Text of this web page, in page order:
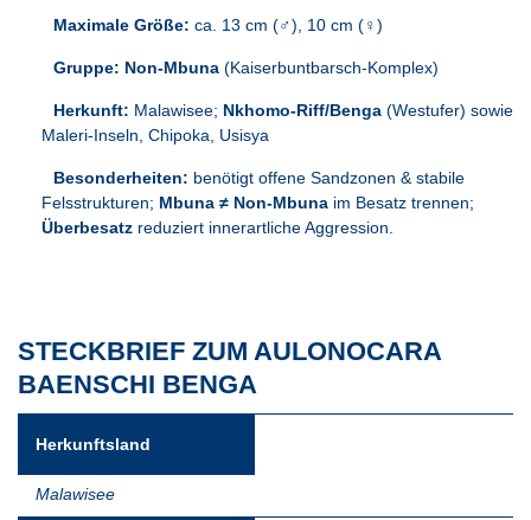
Maximale Größe: ca. 13 cm (♂), 10 cm (♀)
Gruppe: Non-Mbuna (Kaiserbuntbarsch-Komplex)
Herkunft: Malawisee; Nkhomo-Riff/Benga (Westufer) sowie
Maleri-Inseln, Chipoka, Usisya
Besonderheiten: benötigt offene Sandzonen & stabile
Felsstrukturen; Mbuna ≠ Non-Mbuna im Besatz trennen;
Überbesatz reduziert innerartliche Aggression.
STECKBRIEF ZUM AULONOCARA
BAENSCHI BENGA
Herkunftsland
Malawisee